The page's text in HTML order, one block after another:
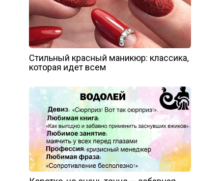
Стильный красный маникюр: классика,
которая идет всем